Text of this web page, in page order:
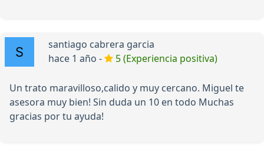
santiago cabrera garcia
hace 1 año -
5 (Experiencia positiva)
Un trato maravilloso,calido y muy cercano. Miguel te
asesora muy bien! Sin duda un 10 en todo Muchas
gracias por tu ayuda!